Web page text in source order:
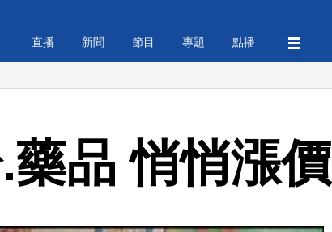
直播 新聞 節目 專題 點播
藥品 悄悄漲價